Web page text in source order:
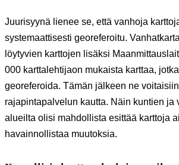
Juurisyynä lienee se, että vanhoja
systemaattisesti georeferoitu.
löytyvien karttojen lisäksi
000 karttalehtijaon mukaista karttaa,
georeferoida. Tämän jälkeen ne
rajapintapalvelun kautta. Näin kuntien ja
alueilta olisi mahdollista esittää karttoja
havainnollistaa muutoksia.